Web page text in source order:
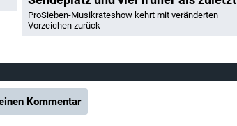
ProSieben-Musikrateshow kehrt mit veränderten
Vorzeichen zurück
Kommentar